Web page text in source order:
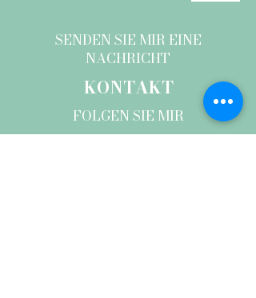
SENDEN SIE MIR EINE
NACHRICHT
KONTAKT
FOLGEN SIE MIR